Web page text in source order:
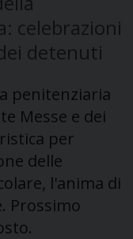
celebrazioni
detenuti
penitenziaria
Messe e dei
per
delle
l'anima di
Prossimo